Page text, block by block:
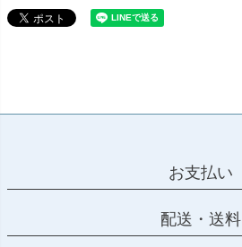
お支払い
配送・送料